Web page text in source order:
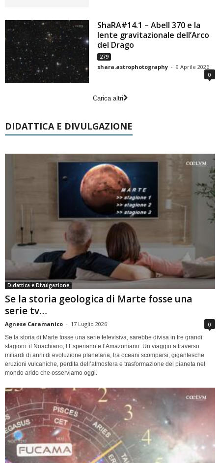
ShaRA#14.1 – Abell 370 e la
lente gravitazionale dell’Arco
del Drago
279
shara.astrophotography - 9 Aprile 2026
0
Carica altri
DIDATTICA E DIVULGAZIONE
Didattica e Divulgazione
Se la storia geologica di Marte fosse una
serie tv…
Agnese Caramanico - 17 Luglio 2026 0
Se la storia di Marte fosse una serie televisiva, sarebbe divisa in tre grandi
stagioni: il Noachiano, l’Esperiano e l’Amazoniano. Un viaggio attraverso
miliardi di anni di evoluzione planetaria, tra oceani scomparsi, gigantesche
eruzioni vulcaniche, perdita dell’atmosfera e trasformazione del pianeta nel
mondo arido che osserviamo oggi.